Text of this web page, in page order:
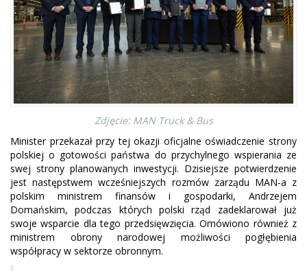
Zdjęcie: MAN Truck & Bus
Minister przekazał przy tej okazji oficjalne oświadczenie strony
polskiej o gotowości państwa do przychylnego wspierania ze
swej strony planowanych inwestycji. Dzisiejsze potwierdzenie
jest następstwem wcześniejszych rozmów zarządu MAN-a z
polskim ministrem finansów i gospodarki, Andrzejem
Domańskim, podczas których polski rząd zadeklarował już
swoje wsparcie dla tego przedsięwzięcia. Omówiono również z
ministrem obrony narodowej możliwości pogłębienia
współpracy w sektorze obronnym.